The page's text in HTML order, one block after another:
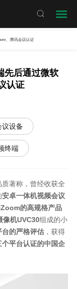

、腾讯会议认证
先后通过微软
认证
设备
终端
著称，曾经收获全
安卓一体机视频会议
的高规格产品
像机UVC30组成的小
的严格评估 ，获得
平台认证的中国企